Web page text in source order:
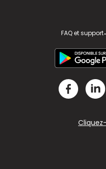
FAQ et support